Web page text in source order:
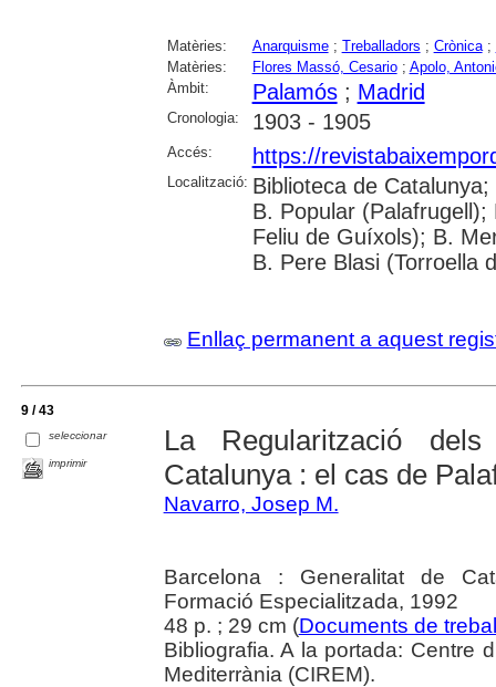
Matèries: Anarquisme; Treballadors ; Crònica;
Matèries:
Flores Massó, Cesario; Apolo,
Àmbit:
Palamós; Madrid
Cronologia: 1903 - 1905
Accés: https://
Localització: Biblioteca de
B. Popular
Feliu de Guíxols); B.
B. Pere Blasi (Torroella
Enllaç permanent a aquest
9 / 43
seleccionar
imprimir
La Regularització
Catalunya : el cas de
Navarro, Josep M.
Barcelona : Generalitat de
Formació Especialitzada, 1992
48 p. ; 29 cm (Documents de
Bibliografia. A la portada: Centre
Mediterrània (CIREM).